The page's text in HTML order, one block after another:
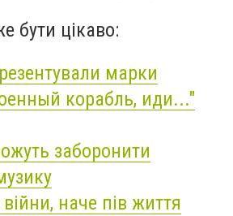
бути цікаво:
марки
корабль, иди..."
заборонити
наче пів життя